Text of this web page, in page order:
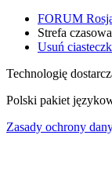
FORUM
Strefa czasowa
Usuń
Technologię
Polski pakiet
Zasady ochrony